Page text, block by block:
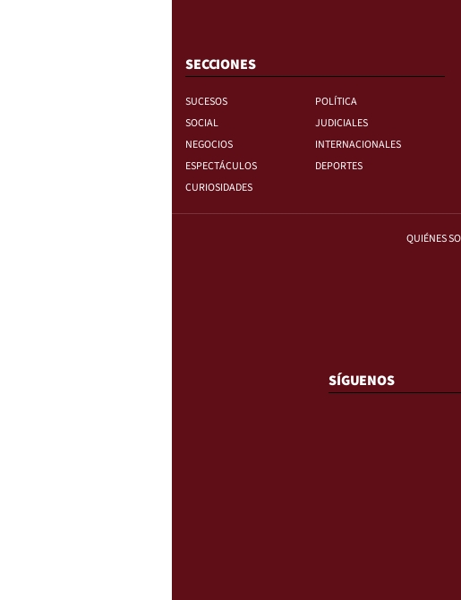
SECCIONES
SUCESOS
POLÍTICA
SOCIAL
JUDICIALES
NEGOCIOS
INTERNACIONALES
ESPECTÁCULOS
DEPORTES
CURIOSIDADES
QUIÉNES
SÍGUENOS